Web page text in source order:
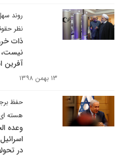
نظر
نیست،
۱۳ بهمن ۱۳۹۸
حفظ
هسته
وعده
در